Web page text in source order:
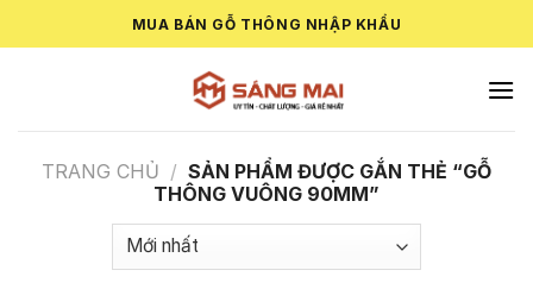
to
MUA BÁN GỖ THÔNG NHẬP KHẨU
TRANG CHỦ / SẢN PHẨM ĐƯỢC GẮN THẺ “GỖ
THÔNG VUÔNG 90MM”